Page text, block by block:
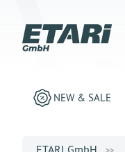
NEW & SALE
ETARI GmbH